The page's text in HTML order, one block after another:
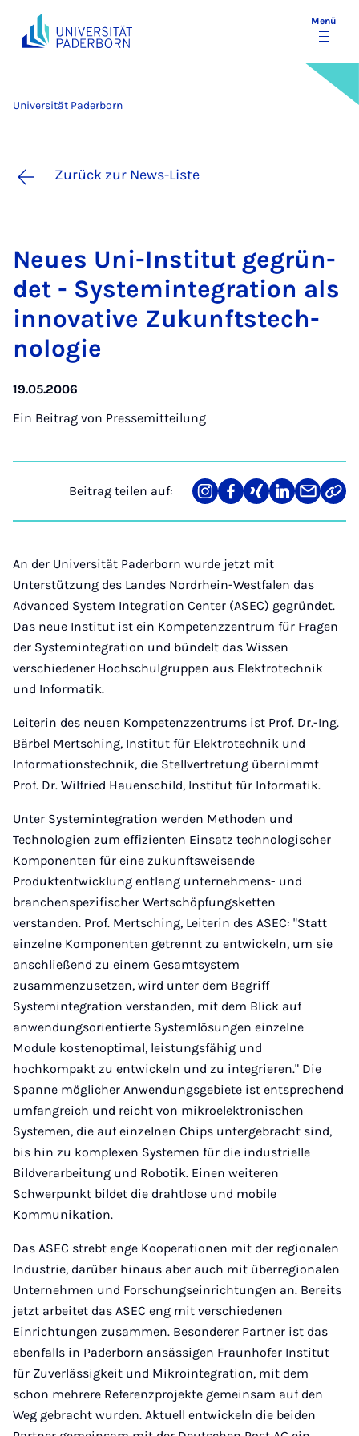
Menü
Universität Paderborn
Zurück zur News-Liste
Neu­es Uni-In­sti­tut ge­grün­
det - Sys­te­m­in­te­gra­ti­on als
in­no­va­ti­ve Zu­kunfts­tech­
no­lo­gie
19.05.2006
Ein Beitrag von Pressemitteilung
Beitrag teilen auf:
Teilen
auf
Teilen
auf
Teilen
auf
Teilen
auf
Teilen
über
Link
An der Universität Paderborn wurde jetzt mit
Unterstützung des Landes Nordrhein-Westfalen das
Advanced System Integration Center (ASEC) gegründet.
Das neue Institut ist ein Kompetenzzentrum für Fragen
der Systemintegration und bündelt das Wissen
verschiedener Hochschulgruppen aus Elektrotechnik
und Informatik.
Leiterin des neuen Kompetenzzentrums ist Prof. Dr.-Ing.
Bärbel Mertsching, Institut für Elektrotechnik und
Informationstechnik, die Stellvertretung übernimmt
Prof. Dr. Wilfried Hauenschild, Institut für Informatik.
Unter Systemintegration werden Methoden und
Technologien zum effizienten Einsatz technologischer
Komponenten für eine zukunftsweisende
Produktentwicklung entlang unternehmens- und
branchenspezifischer Wertschöpfungsketten
verstanden. Prof. Mertsching, Leiterin des ASEC: "Statt
einzelne Komponenten getrennt zu entwickeln, um sie
anschließend zu einem Gesamtsystem
zusammenzusetzen, wird unter dem Begriff
Systemintegration verstanden, mit dem Blick auf
anwendungsorientierte Systemlösungen einzelne
Module kostenoptimal, leistungsfähig und
hochkompakt zu entwickeln und zu integrieren." Die
Spanne möglicher Anwendungsgebiete ist entsprechend
umfangreich und reicht von mikroelektronischen
Systemen, die auf einzelnen Chips untergebracht sind,
bis hin zu komplexen Systemen für die industrielle
Bildverarbeitung und Robotik. Einen weiteren
Schwerpunkt bildet die drahtlose und mobile
Kommunikation.
Das ASEC strebt enge Kooperationen mit der regionalen
Industrie, darüber hinaus aber auch mit überregionalen
Unternehmen und Forschungseinrichtungen an. Bereits
jetzt arbeitet das ASEC eng mit verschiedenen
Einrichtungen zusammen. Besonderer Partner ist das
ebenfalls in Paderborn ansässigen Fraunhofer Institut
für Zuverlässigkeit und Mikrointegration, mit dem
schon mehrere Referenzprojekte gemeinsam auf den
Weg gebracht wurden. Aktuell entwickeln die beiden